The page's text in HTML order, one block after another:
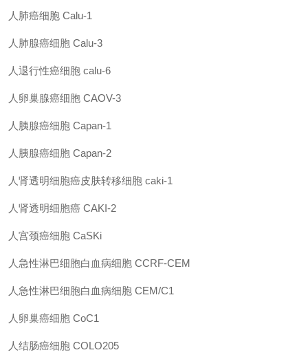
人肺癌细胞 Calu-1
人肺腺癌细胞 Calu-3
人退行性癌细胞 calu-6
人卵巢腺癌细胞 CAOV-3
人胰腺癌细胞 Capan-1
人胰腺癌细胞 Capan-2
人肾透明细胞癌皮肤转移细胞 caki-1
人肾透明细胞癌 CAKI-2
人宫颈癌细胞 CaSKi
人急性淋巴细胞白血病细胞 CCRF-CEM
人急性淋巴细胞白血病细胞 CEM/C1
人卵巢癌细胞 CoC1
人结肠癌细胞 COLO205